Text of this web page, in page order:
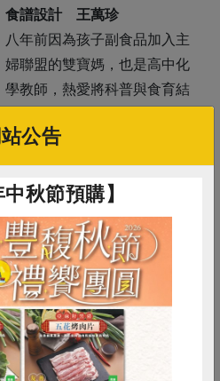
食譜設計 王萬珍
八年前因為孩子副食品加入主
婦聯盟的雙寶媽，也是高中化
學教師，熱愛將科普與食育結
行科學「食」驗，期望播撒科
學素養與食育種子。
食譜 減硝酸鹽
公告
秋節預購】